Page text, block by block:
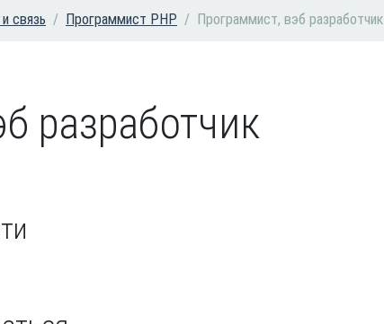
связь Программист PHP Программист, вэб разработчик
разработчик